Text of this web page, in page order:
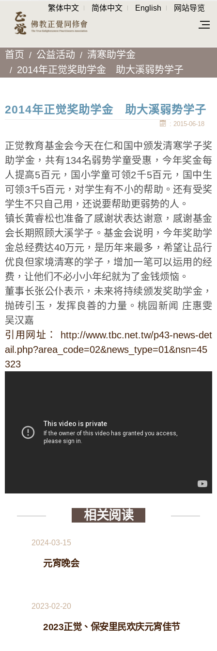
繁体中文 简体中文 English 网站导览
首页 公益活动
清寒助学金
2014年正觉奖助学金 助大溪弱势学子
2014年正觉奖助学金 助大溪弱势学子
: 2015-06-18
正觉教育基金会今天在仁和国中颁发清寒学子奖
助学金，共有134名弱势学童受惠，今年奖金每
人提高5百元，国小学童可领2千5百元，国中生
可领3千5百元，对学生有不小的帮助。还有受奖
学生不只自己用，还说要帮助更弱势的人。
镇长黄睿松也准备了感谢状表达谢意，感谢基金
会长期照顾大溪学子。基金会说明，今年奖助学
金总经费达40万元，是历年来最多，希望让品行
优良但家境清寒的学子，增加一笔可以运用的经
费，让他们不必小小年纪就为了金钱烦恼。
董事长张公仆表示，未来将持续颁发奖助学金，
抛砖引玉，发挥良善的力量。桃园新闻 庄惠雯
吴汉嘉
引用网址： http://www.tbc.net.tw/p43-news-det
ail.php?area_code=02&news_type=01&nsn=45
323
相关阅读
2024-03-15
元宵晚会
2023-02-20
2023正觉、保安里民欢庆元宵佳节